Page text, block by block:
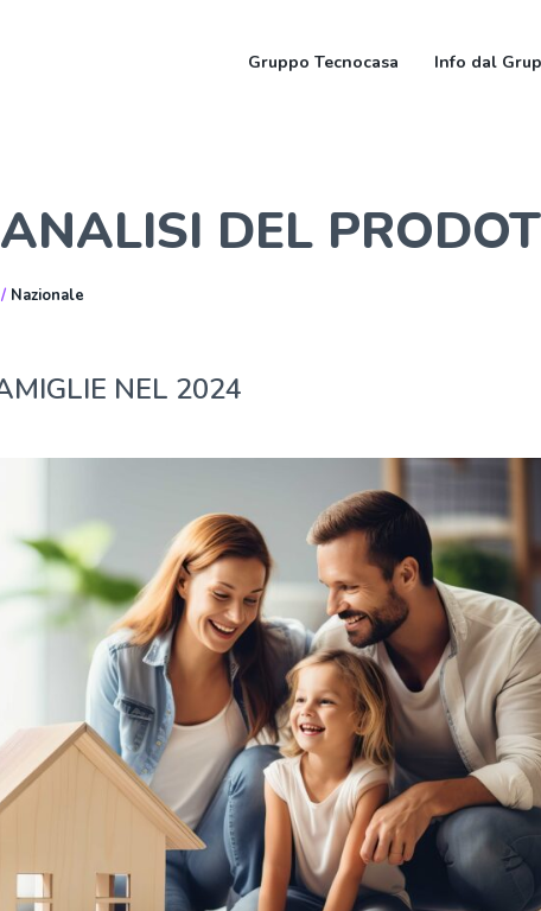
Gruppo Tecnocasa Info dal
DEL
/ Nazionale
NEL 2024